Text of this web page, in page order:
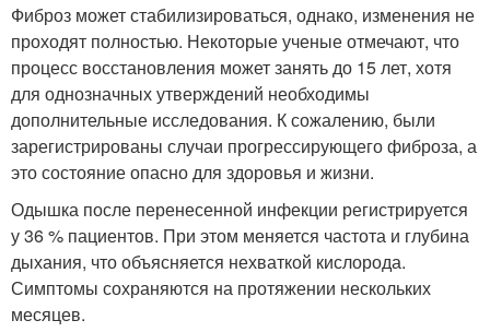
Фиброз может стабилизироваться, однако, изменения не
проходят полностью. Некоторые ученые отмечают, что
процесс восстановления может занять до 15 лет, хотя
для однозначных утверждений необходимы
дополнительные исследования. К сожалению, были
зарегистрированы случаи прогрессирующего фиброза, а
это состояние опасно для здоровья и жизни.
Одышка после перенесенной инфекции регистрируется
у 36 % пациентов. При этом меняется частота и глубина
дыхания, что объясняется нехваткой кислорода.
Симптомы сохраняются на протяжении нескольких
месяцев.